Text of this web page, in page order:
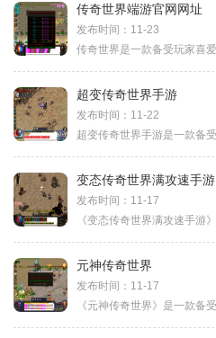
传奇世界端游官网网址
发布时间：11-23
超变传奇世界手游
发布时间：11-22
变态传奇世界满攻速手游
发布时间：11-17
元神传奇世界
发布时间：11-17